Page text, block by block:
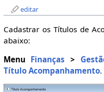
editar
Cadastrar os Títulos de
abaixo:
Menu Finanças >
Título Acompanhamento.